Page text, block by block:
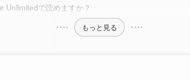
Unlimitedで読めますか？
もっと見る